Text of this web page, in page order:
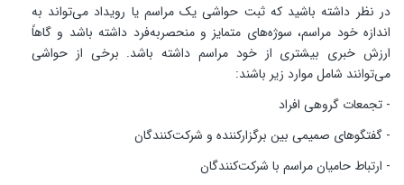
در نظر داشته باشید که ثبت حواشی یک مراسم یا رویداد می‌تواند به
اندازه خود مراسم، سوژه‌های متمایز و منحصربه‌فرد داشته باشد و گاهاً
ارزش خبری بیشتری از خود مراسم داشته باشد. برخی از حواشی
می‌توانند شامل موارد زیر باشند:
- تجمعات گروهی افراد
- گفتگوهای صمیمی بین برگزارکننده و شرکت‌کنندگان
- ارتباط حامیان مراسم با شرکت‌کنندگان